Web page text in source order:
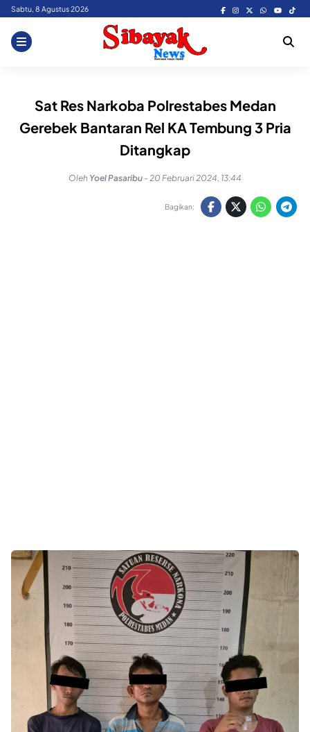
Skip
content
Sabtu, 8 Agustus 2026
Sat Res Narkoba Polrestabes Medan
Gerebek Bantaran Rel KA Tembung 3 Pria
Ditangkap
Oleh Yoel Pasaribu - 20 Februari 2024, 13:44
Bagikan: